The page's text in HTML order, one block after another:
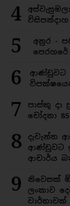
4
5
අනුර -
6
ආණ්ඩුවට
7
පාස්කු දා
චෝදනා
8
දැවැන්ත
ආණ්ඩුවට
ආචාර්ය
9
නිවෙසක්
ලංකාව
වාර්තාවක්